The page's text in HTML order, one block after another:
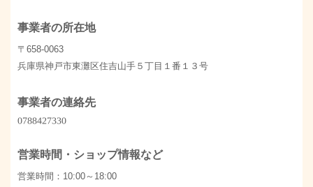
事業者の所在地
〒658-0063
兵庫県神戸市東灘区住吉山手５丁目１番１３号
事業者の連絡先
営業時間・ショップ情報など
営業時間：10:00～18:00